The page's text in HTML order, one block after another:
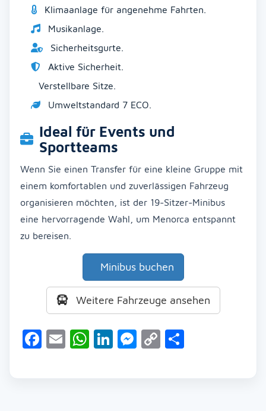
Klimaanlage für angenehme Fahrten.
Musikanlage.
Sicherheitsgurte.
Aktive Sicherheit.
Verstellbare Sitze.
Umweltstandard 7 ECO.
Ideal für Events und
Sportteams
Wenn Sie einen Transfer für eine kleine Gruppe mit
einem komfortablen und zuverlässigen Fahrzeug
organisieren möchten, ist der 19-Sitzer-Minibus
eine hervorragende Wahl, um Menorca entspannt
zu bereisen.
Minibus buchen
Weitere Fahrzeuge ansehen
Facebook
EmailWhatsApp
LinkedIn
Messenger
Copy